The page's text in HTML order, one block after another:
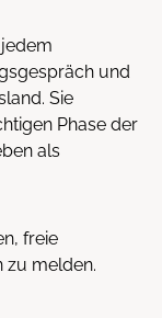
und
Sie
Phase der
als
freie
zu melden.